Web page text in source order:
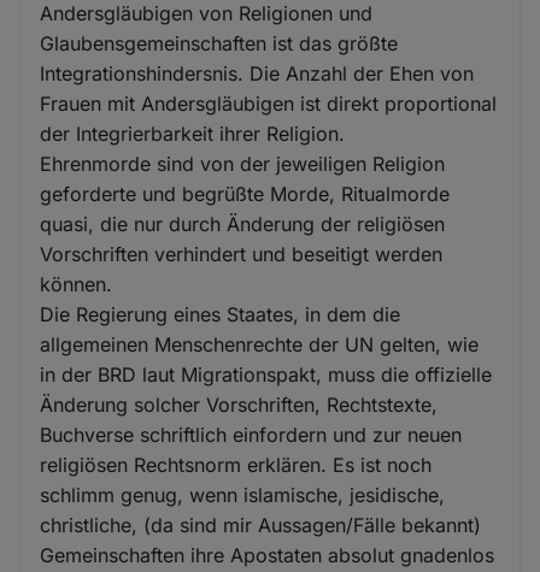
Andersgläubigen von Religionen und
Glaubensgemeinschaften ist das größte
Integrationshindersnis. Die Anzahl der Ehen von
Frauen mit Andersgläubigen ist direkt proportional
der Integrierbarkeit ihrer Religion.
Ehrenmorde sind von der jeweiligen Religion
geforderte und begrüßte Morde, Ritualmorde
quasi, die nur durch Änderung der religiösen
Vorschriften verhindert und beseitigt werden
können.
Die Regierung eines Staates, in dem die
allgemeinen Menschenrechte der UN gelten, wie
in der BRD laut Migrationspakt, muss die offizielle
Änderung solcher Vorschriften, Rechtstexte,
Buchverse schriftlich einfordern und zur neuen
religiösen Rechtsnorm erklären. Es ist noch
schlimm genug, wenn islamische, jesidische,
christliche, (da sind mir Aussagen/Fälle bekannt)
Gemeinschaften ihre Apostaten absolut gnadenlos